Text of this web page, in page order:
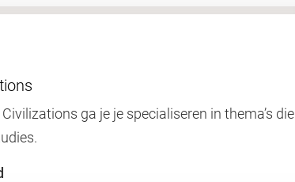
ga je je specialiseren in thema’s die